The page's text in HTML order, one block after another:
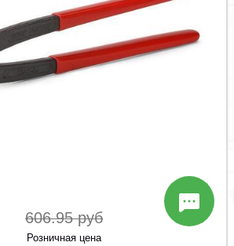
606.95 руб
Розничная цена